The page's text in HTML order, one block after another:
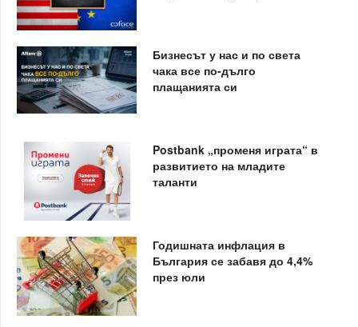
Бизнесът у нас и по света
чака все по-дълго
плащанията си
Postbank „променя играта“ в
развитието на младите
таланти
Годишната инфлация в
България се забавя до 4,4%
през юли